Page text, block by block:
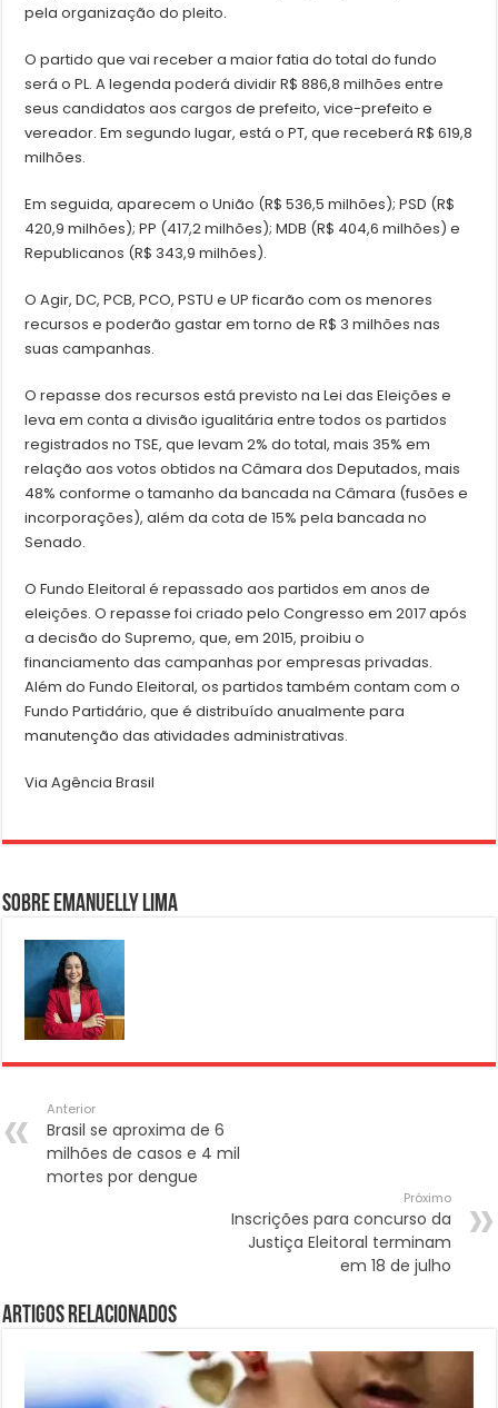
pela organização do pleito.
O partido que vai receber a maior fatia do total do fundo
será o PL. A legenda poderá dividir R$ 886,8 milhões entre
seus candidatos aos cargos de prefeito, vice-prefeito e
vereador. Em segundo lugar, está o PT, que receberá R$ 619,8
milhões.
Em seguida, aparecem o União (R$ 536,5 milhões); PSD (R$
420,9 milhões); PP (417,2 milhões); MDB (R$ 404,6 milhões) e
Republicanos (R$ 343,9 milhões).
O Agir, DC, PCB, PCO, PSTU e UP ficarão com os menores
recursos e poderão gastar em torno de R$ 3 milhões nas
suas campanhas.
O repasse dos recursos está previsto na Lei das Eleições e
leva em conta a divisão igualitária entre todos os partidos
registrados no TSE, que levam 2% do total, mais 35% em
relação aos votos obtidos na Câmara dos Deputados, mais
48% conforme o tamanho da bancada na Câmara (fusões e
incorporações), além da cota de 15% pela bancada no
Senado.
O Fundo Eleitoral é repassado aos partidos em anos de
eleições. O repasse foi criado pelo Congresso em 2017 após
a decisão do Supremo, que, em 2015, proibiu o
financiamento das campanhas por empresas privadas.
Além do Fundo Eleitoral, os partidos também contam com o
Fundo Partidário, que é distribuído anualmente para
manutenção das atividades administrativas.
Via Agência Brasil
Sobre Emanuelly Lima
Anterior
Brasil se aproxima de 6
milhões de casos e 4 mil
mortes por dengue
Próximo
Inscrições para concurso da
Justiça Eleitoral terminam
em 18 de julho
Artigos Relacionados